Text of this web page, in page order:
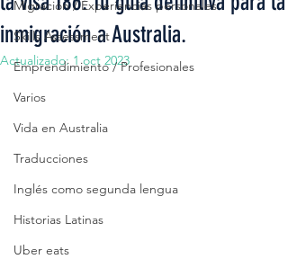
Migración / Experiencias personales
Skills Assessment
Emprendimiento / Profesionales
Varios
Vida en Australia
Traducciones
Inglés como segunda lengua
Historias Latinas
Uber eats
inmigración a Australia.
Actualizado: 1 oct 2023